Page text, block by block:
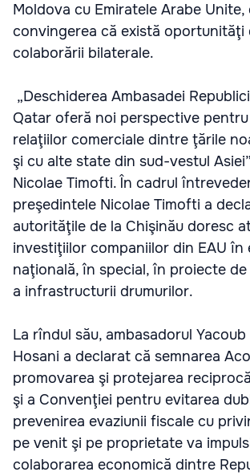
Moldova cu Emiratele Arabe
convingerea că există oportunităţi
colaborării bilaterale.
„Deschiderea Ambasadei
Qatar oferă noi perspective
relaţiilor comerciale dintre ţările
şi cu alte state din sud-vestul
Nicolae Timofti. În cadrul
preşedintele Nicolae Timofti a
autorităţile de la Chişinău doresc
investiţiilor companiilor din EAU în
naţională, în special, în proiecte
a infrastructurii drumurilor.
La rîndul său, ambasadorul Yacoub
Hosani a declarat că semnarea
promovarea şi protejarea
şi a Convenţiei pentru evitarea
prevenirea evaziunii fiscale cu
pe venit şi pe proprietate va
colaborarea economică dintre